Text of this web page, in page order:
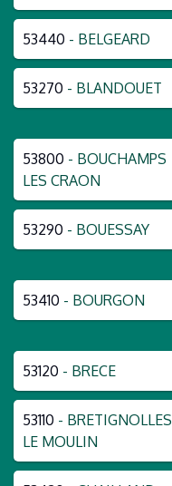
53440 - BELGEARD
53270 - BLANDOUET
53800 - BOUCHAMPS
LES CRAON
53290 - BOUESSAY
53410 - BOURGON
53120 - BRECE
53110 - BRETIGNOLLES
LE MOULIN